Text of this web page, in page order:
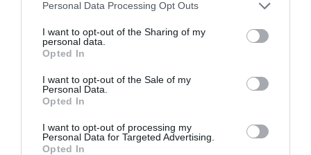
Personal Data Processing Opt Outs
I want to opt-out of the Sharing of my
personal data.
Opted In
I want to opt-out of the Sale of my
Personal Data.
Opted In
I want to opt-out of processing my
Personal Data for Targeted Advertising.
Opted In